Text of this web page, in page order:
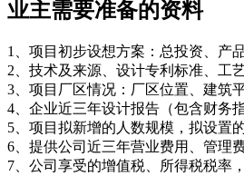
业主需要准备的资料
1、项目初步设想方案：总投资、产
2、技术及来源、设计专利标准、工
3、项目厂区情况：厂区位置、建筑
4、企业近三年设计报告（包含财务
5、项目拟新增的人数规模，拟设置
6、提供公司近三年营业费用、管理
7、公司享受的增值税、所得税税率